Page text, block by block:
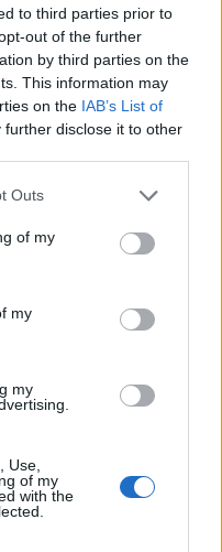
to third parties prior to
out of the further
by third parties on the
This information may
on the IAB’s List of
further disclose it to other
one or more Google
You may click to
its third-party tags to
in below Google
Outs
of my
my
my
Use,
of my
with the
έλεγχοι